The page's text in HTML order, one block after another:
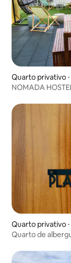
Quarto privativo
NOMADA
Quarto privativo
Quarto de